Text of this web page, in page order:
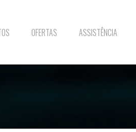
OFERTAS ASSISTÊNCIA